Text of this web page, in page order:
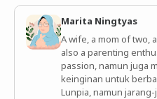
Marita Ningtyas
A wife, a mom of two,
also a parenting
passion, namun juga
keinginan untuk
Lunpia, namun